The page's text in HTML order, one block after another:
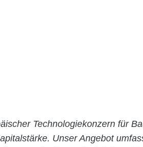
Technologiekonzern für
Unser Angebot